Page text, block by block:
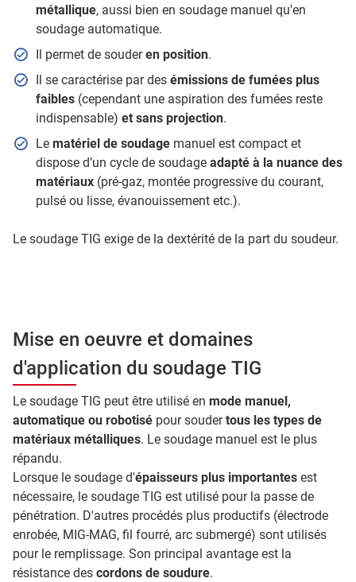
métallique, aussi bien en soudage manuel qu'en
soudage automatique.
Il permet de souderen position.
Il se caractérise par des émissions de fumées plus
faibles(cependant une aspiration des fumées reste
indispensable) et sans projection.
Le matériel de soudagemanuel est compact et
dispose d’un cycle de soudage adapté à la nuance des
matériaux(pré-gaz, montée progressive du courant,
pulsé ou lisse, évanouissement etc.).
Le soudage TIG exige de la dextérité de la part du soudeur.
Mise en oeuvre et domaines
d'application du soudage TIG
Le soudage TIG peut être utilisé en mode manuel,
automatique ou robotisé pour soudertous les types de
matériaux métalliques. Le soudage manuel est le plus
répandu.
Lorsque le soudage d'épaisseurs plus importantes est
nécessaire, le soudage TIG est utilisé pour la passe de
pénétration. D'autres procédés plus productifs (électrode
enrobée, MIG-MAG, fil fourré, arc submergé) sont utilisés
pour le remplissage. Son principal avantage est la
résistance des cordons de soudure.